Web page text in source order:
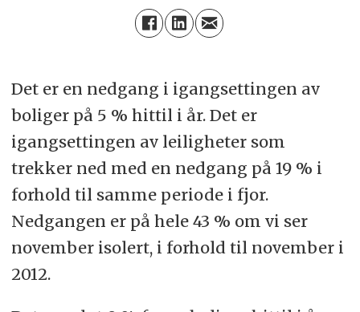
Det er en nedgang i igangsettingen av
boliger på 5 % hittil i år. Det er
igangsettingen av leiligheter som
trekker ned med en nedgang på 19 % i
forhold til samme periode i fjor.
Nedgangen er på hele 43 % om vi ser
november isolert, i forhold til november i
2012.